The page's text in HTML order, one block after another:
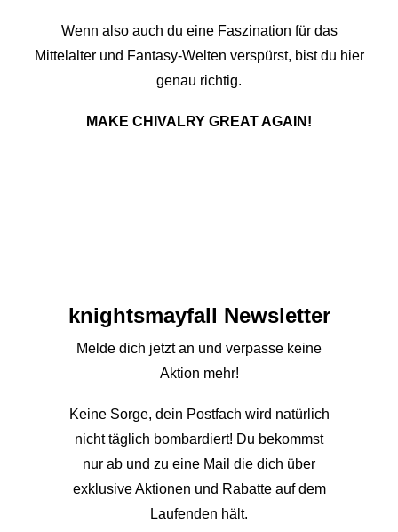
Wenn also auch du eine Faszination für das
Mittelalter und Fantasy-Welten verspürst, bist du hier
genau richtig.
MAKE CHIVALRY GREAT AGAIN!
knights­mayfall Newsletter
Melde dich jetzt an und verpasse keine
Aktion mehr!
Keine Sorge, dein Postfach wird natürlich
nicht täglich bombardiert! Du bekommst
nur ab und zu eine Mail die dich über
exklusive Aktionen und Rabatte auf dem
Laufenden hält.